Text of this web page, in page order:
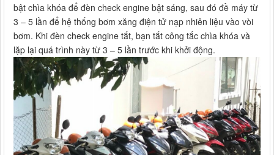
bật chìa khóa để đèn check engine bật sáng, sau đó đề máy từ
3 – 5 lần để hệ thống bơm xăng điện tử nạp nhiên liệu vào vòi
bơm. Khi đèn check engine tắt, bạn tắt công tắc chìa khóa và
lặp lại quá trình này từ 3 – 5 lần trước khi khởi động.